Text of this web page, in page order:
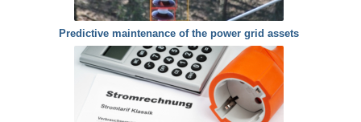
Predictive maintenance of the power grid assets